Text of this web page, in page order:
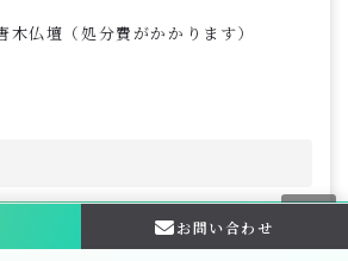
木仏壇（処分費がかかります）
不明な場合はこちら
必須
合わせ・ 相談はこちらお問い合わせ